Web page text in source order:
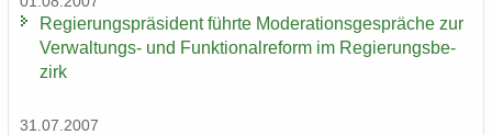
Re­gie­rungs­prä­si­dent führ­te Mo­de­ra­ti­ons­ge­sprä­che zur
Verwaltungs-​ und Funk­tio­nal­re­form im Re­gie­rungs­be­
zirk
31.07.2007